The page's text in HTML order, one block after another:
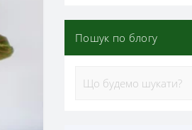
Пошук по блогу